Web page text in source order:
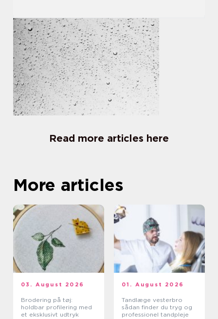
Read more articles here
More articles
03. August 2026
Brodering på tøj:
holdbar profilering med
et eksklusivt udtryk
01. August 2026
Tandlæge vesterbro
sådan finder du tryg og
professionel tandpleje